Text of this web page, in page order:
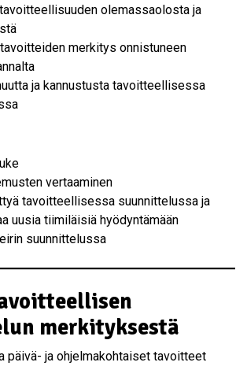
olemassaolosta ja
merkitys onnistuneen
ja kannustusta tavoitteellisessa
vertaaminen
tavoitteellisessa suunnittelussa ja
uusia tiimiläisiä hyödyntämään
suunnittelussa
merkityksestä
päivä- ja ohjelmakohtaiset tavoitteet